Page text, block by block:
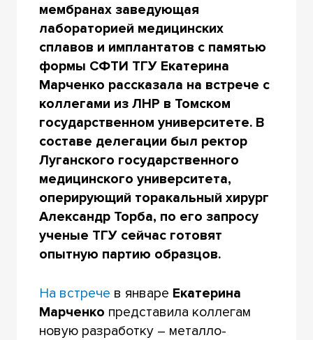
мембранах заведующая
лабораторией медицинских
сплавов и имплантатов с памятью
формы СФТИ ТГУ Екатерина
Марченко рассказала на встрече с
коллегами из ЛНР в Томском
государственном университете. В
составе делегации был ректор
Луганского государственного
медицинского университета,
оперирующий торакальный хирург
Александр Торба, по его запросу
ученые ТГУ сейчас готовят
опытную партию образцов.
На встрече в январе Екатерина
Марченко представила коллегам
новую разработку – металло-